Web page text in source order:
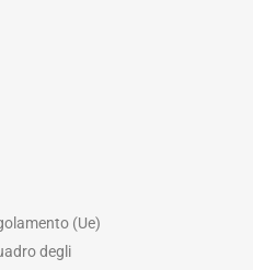
(Ue)
degli